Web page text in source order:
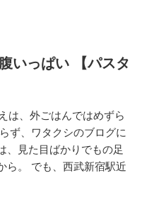
いっぱい 【パスタ
は、外ごはんではめずら
ず、ワタクシのブログに
、見た目ばかりでもの足
ら。 でも、西武新宿駅近